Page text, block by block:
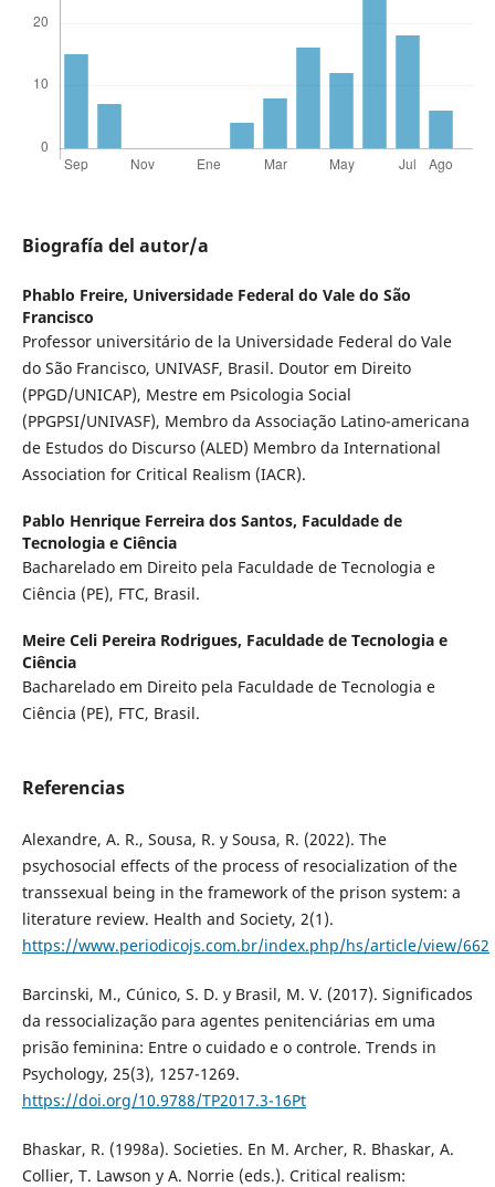
Biografía del autor/a
Phablo Freire, Universidade Federal do Vale do São
Francisco
Professor universitário de la Universidade Federal do Vale
do São Francisco, UNIVASF, Brasil. Doutor em Direito
(PPGD/UNICAP), Mestre em Psicologia Social
(PPGPSI/UNIVASF), Membro da Associação Latino-americana
de Estudos do Discurso (ALED) Membro da International
Association for Critical Realism (IACR).
Pablo Henrique Ferreira dos Santos, Faculdade de
Tecnologia e Ciência
Bacharelado em Direito pela Faculdade de Tecnologia e
Ciência (PE), FTC, Brasil.
Meire Celi Pereira Rodrigues, Faculdade de Tecnologia e
Ciência
Bacharelado em Direito pela Faculdade de Tecnologia e
Ciência (PE), FTC, Brasil.
Referencias
Alexandre, A. R., Sousa, R. y Sousa, R. (2022). The
psychosocial effects of the process of resocialization of the
transsexual being in the framework of the prison system: a
literature review. Health and Society, 2(1).
https://www.periodicojs.com.br/index.php/hs/article/view/662
Barcinski, M., Cúnico, S. D. y Brasil, M. V. (2017). Significados
da ressocialização para agentes penitenciárias em uma
prisão feminina: Entre o cuidado e o controle. Trends in
Psychology, 25(3), 1257-1269.
https://doi.org/10.9788/TP2017.3-16Pt
Bhaskar, R. (1998a). Societies. En M. Archer, R. Bhaskar, A.
Collier, T. Lawson y A. Norrie (eds.). Critical realism: